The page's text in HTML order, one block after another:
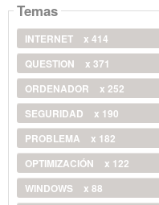
Temas
INTERNET
x 414
QUESTION
x 371
ORDENADOR
x 252
SEGURIDAD
x 190
PROBLEMA
x 182
OPTIMIZACIÓN
x 122
WINDOWS
x 88